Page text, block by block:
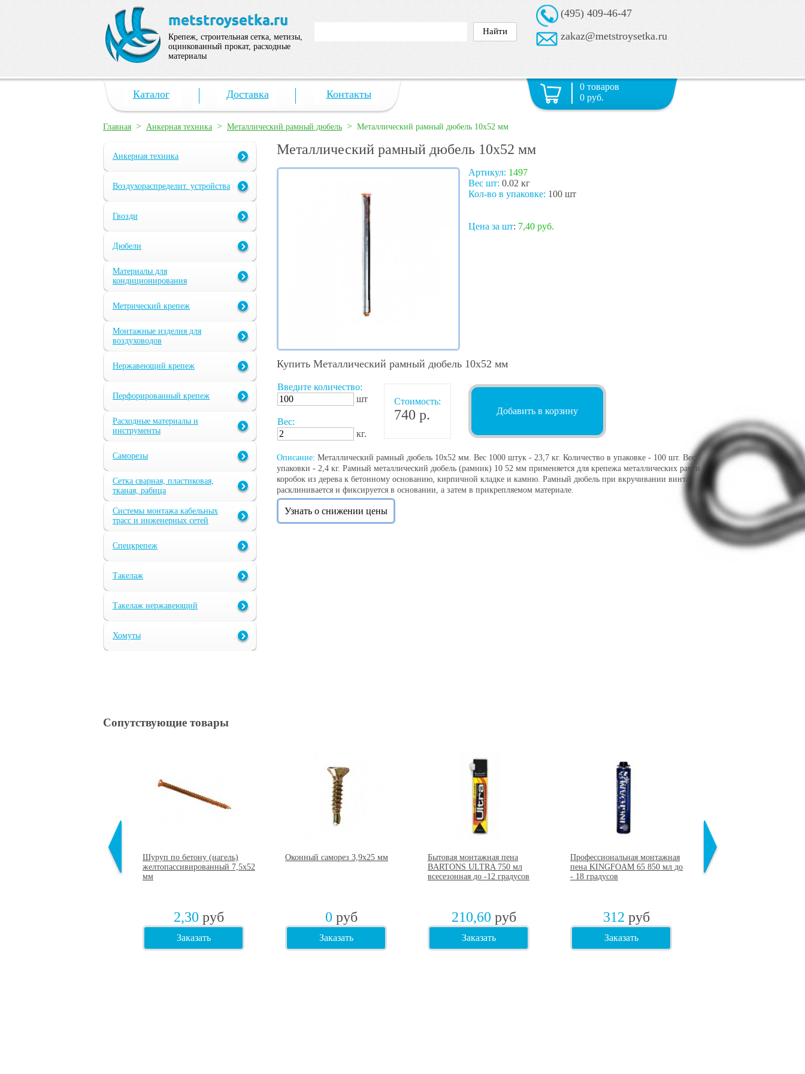
Крепеж, строительная сетка, метизы,
оцинкованный прокат, расходные
материалы
(495) 409-46-47
zakaz@metstroysetka.ru
Каталог Доставка Контакты
0 товаров
0 руб.
Главная > Анкерная техника > Металлический рамный дюбель > Металлический рамный дюбель 10х52 мм
Анкерная техника
Воздухораспределит. устройства
Гвозди
Дюбели
Материалы для
кондиционирования
Метрический крепеж
Монтажные изделия для
воздуховодов
Нержавеющий крепеж
Перфорированный крепеж
Расходные материалы и
инструменты
Саморезы
Сетка сварная, пластиковая,
тканая, рабица
Системы монтажа кабельных
трасс и инженерных сетей
Спецкрепеж
Такелаж
Такелаж нержавеющий
Хомуты
Металлический рамный дюбель 10х52 мм
Артикул: 1497
Вес шт: 0.02 кг
Кол-во в упаковке: 100 шт
Цена за шт: 7,40 руб.
Купить Металлический рамный дюбель 10х52 мм
Введите количество:
шт
Вес:
кг.
Стоимость:
740 р. Добавить в корзину
Описание: Металлический рамный дюбель 10х52 мм. Вес 1000 штук - 23,7 кг. Количество в упаковке - 100 шт. Вес
упаковки - 2,4 кг. Рамный металлический дюбель (рамник) 10 52 мм применяется для крепежа металлических рам и
коробок из дерева к бетонному основанию, кирпичной кладке и камню. Рамный дюбель при вкручивании винта
расклинивается и фиксируется в основании, а затем в прикрепляемом материале.
Узнать о снижении цены
Сопутствующие товары
Шуруп по бетону (нагель)
желтопассивированный 7,5х52
мм
2,30 руб
Заказать
Оконный саморез 3,9х25 мм
0 руб
Заказать
Бытовая монтажная пена
BARTONS ULTRA 750 мл
всесезонная до -12 градусов
210,60 руб
Заказать
Профессиональная монтажная
пена KINGFOAM 65 850 мл до
- 18 градусов
312 руб
Заказать
Шуруп по бетону